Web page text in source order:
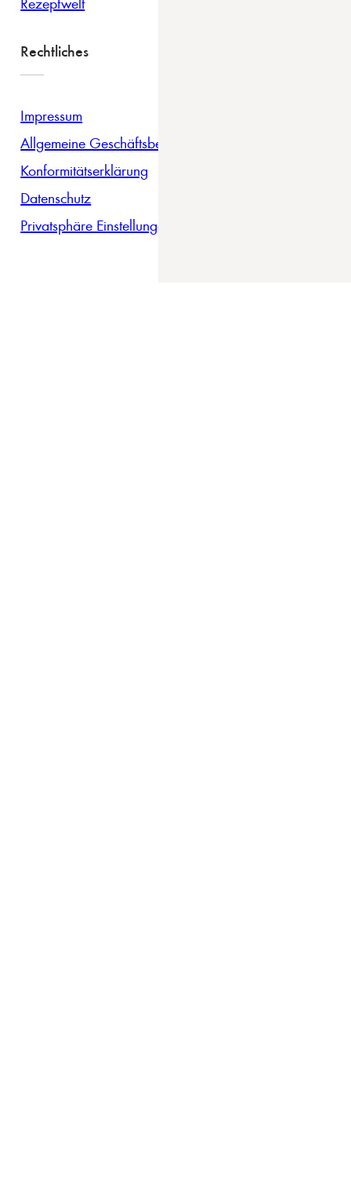
Rechtliches
Impressum
Allgemeine Geschäftsbedingungen
Konformitätserklärung
Datenschutz
Privatsphäre Einstellungen